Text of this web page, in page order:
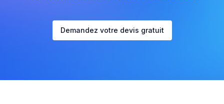
Demandez votre devis gratuit